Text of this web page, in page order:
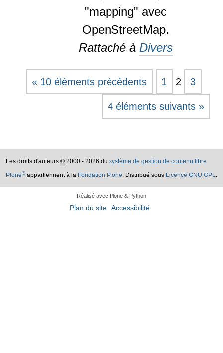
"mapping" avec
OpenStreetMap.
Rattaché à Divers
« 10 éléments précédents
4 éléments suivants »
1 2 3
Les droits d'auteurs © 2000 - 2026 du système de gestion de contenu libre
Plone®appartiennent à la Fondation Plone. Distribué sous Licence GNU GPL.
Réalisé avec Plone & Python
Plan du site Accessibilité